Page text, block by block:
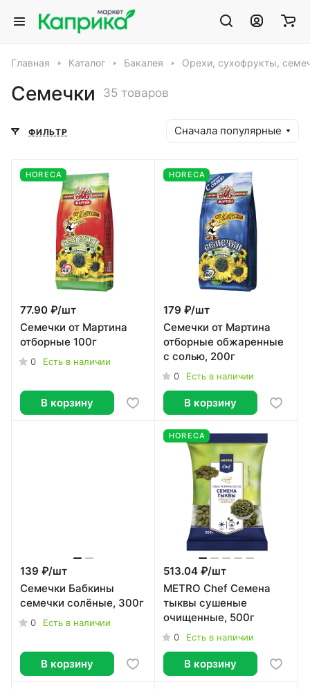
Главная Каталог Бакалея Орехи, сухофрукты,
Семечки 35 товаров
ФИЛЬТР Сначала популярные
HORECA
77.90 ₽/шт
Семечки от Мартина
отборные 100г
0 Есть в наличии
В корзину
HORECA
179 ₽/шт
Семечки от Мартина
отборные обжаренные
с солью, 200г
0 Есть в наличии
В корзину
139 ₽/шт
Семечки Бабкины
семечки солёные, 300г
0 Есть в наличии
В корзину
HORECA
513.04 ₽/шт
METRO Chef Семена
тыквы сушеные
очищенные, 500г
0 Есть в наличии
В корзину